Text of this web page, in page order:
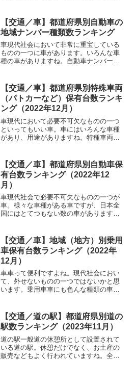
す。その中の一つに「特殊車両」と呼ば
れるものも存在。これは文字...
【交通／車】都道府県別自動車の
地域ナンバー種類数ランキング
車現代社会において非常に重宝している
ものの一つに車があります。いろんな車
種の車がありますね。自動車ナンバーそ
れています。乗用車でも、トラックで
も、タクシーでも、どんな車...
【交通／車】都道府県別特殊車両
（パトカーなど）保有台数ランキ
ング（2022年12月）
車現代において必要不可欠なものの一つ
といってもいい車。車にはいろんな車種
があり、用途がありますね。特種車両
目してみたいと思います。特種車両にも
いろんなものがありますが、...
【交通／車】都道府県別自動車保
有台数ランキング（2022年12
月）
車現代社会で必要不可欠なものの一つが
車。様々な車種がある車ですが、日本全
国にはとてつもない数の車があります
すね。一般家庭でも使われているような
乗用車、物流で使われている...
【交通／車】地域（地方）別乗用
車保有台数ランキング（2022年
12月）
車車って便利ですよね。現代社会におい
て、外せないものの一つではないかと思
います。乗用車車にも色んな種類の車が
車にもいろんなタイプがありますが、一
般の人が自分で購入して乗...
【交通／道の駅】都道府県別道の
駅数ランキング（2023年11月）
道の駅一般道の休憩所として設置されて
いる道の駅。休憩だけでなく、お土産の
販売などもよく行われていますね。全国